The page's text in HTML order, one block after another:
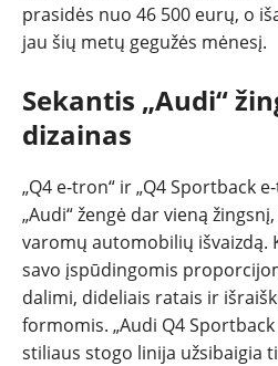
prasidės nuo 46 500 eurų, o
jau šių metų gegužės mėnesį.
Sekantis „Audi“
dizainas
„Q4 e-tron“ ir „Q4 Sportback
„Audi“ žengė dar vieną
varomų automobilių išvaizdą.
savo įspūdingomis
dalimi, dideliais ratais ir
formomis. „Audi Q4
stiliaus stogo linija užsibaigia